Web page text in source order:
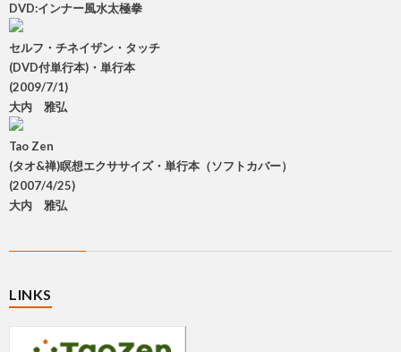
DVD:インナー風水太極拳
セルフ・チネイザン・タッチ
(DVD付単行本)・単行本
(2009/7/1)
大内 雅弘
Tao Zen
(タオ&禅)瞑想エクササイズ・単行本（ソフトカバー）
(2007/4/25)
大内 雅弘
LINKS